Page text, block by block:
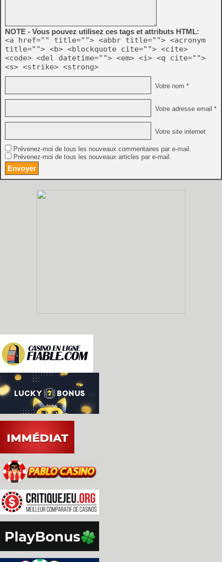
NOTE - Vous pouvez utilisez ces tags et attributs HTML:
<a href="" title=""> <abbr title=""> <acronym
title=""> <b> <blockquote cite=""> <cite>
<code> <del datetime=""> <em> <i> <q cite="">
<s> <strike> <strong>
Votre nom *
Votre adresse email *
Votre site internet
Prévenez-moi de tous les nouveaux commentaires par e-mail.
Prévenez-moi de tous les nouveaux articles par e-mail.